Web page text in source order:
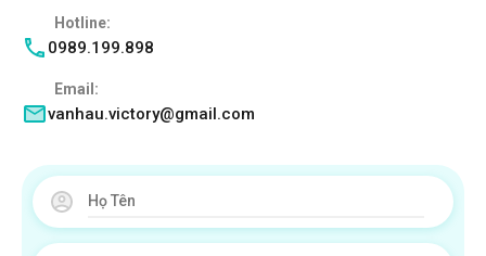
Hotline:
0989.199.898
Email:
vanhau.victory@gmail.com